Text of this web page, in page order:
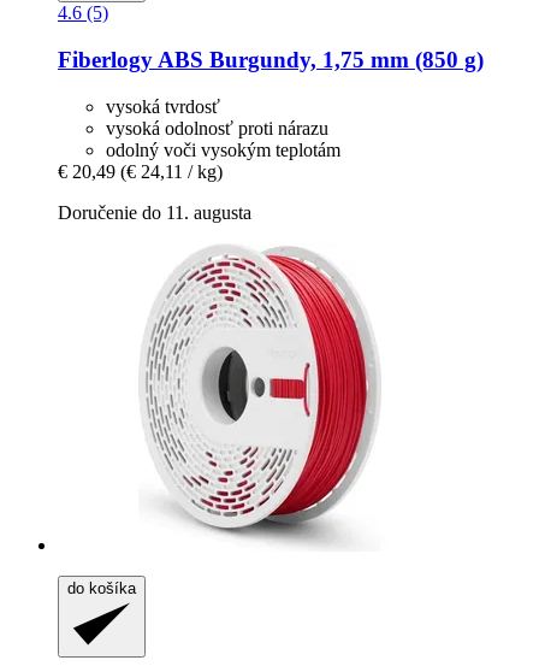
4.6 (5)
Fiberlogy ABS Burgundy, 1,75 mm (850 g)
vysoká tvrdosť
vysoká odolnosť proti nárazu
odolný voči vysokým teplotám
€ 20,49 (€ 24,11 / kg)
Doručenie do 11. augusta
do košíka